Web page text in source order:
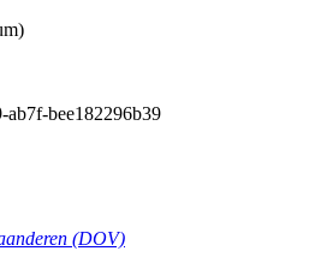
ab7f-bee182296b39
(DOV)